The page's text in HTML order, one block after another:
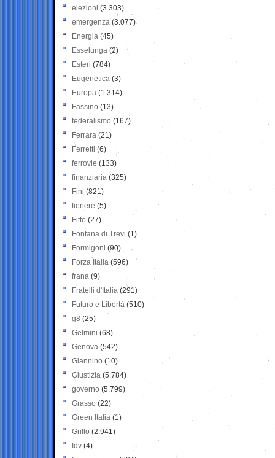
elezioni (3.303)
emergenza (3.077)
Energia (45)
Esselunga (2)
Esteri (784)
Eugenetica (3)
Europa (1.314)
Fassino (13)
federalismo (167)
Ferrara (21)
Ferretti (6)
ferrovie (133)
finanziaria (325)
Fini (821)
fioriere (5)
Fitto (27)
Fontana di Trevi (1)
Formigoni (90)
Forza Italia (596)
frana (9)
Fratelli d'Italia (291)
Futuro e Libertà (510)
g8 (25)
Gelmini (68)
Genova (542)
Giannino (10)
Giustizia (5.784)
governo (5.799)
Grasso (22)
Green Italia (1)
Grillo (2.941)
Idv (4)